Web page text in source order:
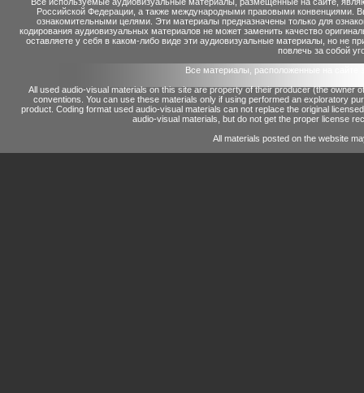
Российской Федерации, а также международными правовыми конвенциями.
ознакомительными целями. Эти материалы предназначены только для
кодирования аудиовизуальных материалов не может заменить качество
оставляете у себя в каком-либо виде эти аудиовизуальные материалы, но не
повлечь за собой
Все материалы, расположенные на сайте
All used audio-visual materials on this site are property of their producer (the owner
conventions. You can use these materials only if using performed an exploratory
product. Coding format used audio-visual materials can not replace the original
audio-visual materials, but do not get the proper license
All materials posted on the website